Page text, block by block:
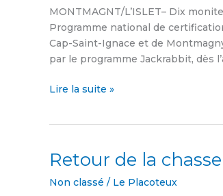
MONTMAGNT/L’ISLET– Dix
Programme national de
Cap-Saint-Ignace et de
par le programme Jackrabbit, dès
Club
sportif
des
Appalaches
Lire la suite »
Retour de la
Non classé / Le Placoteux
Retour
la